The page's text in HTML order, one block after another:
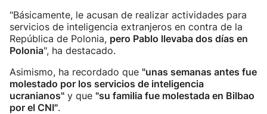
"Básicamente, le acusan de realizar actividades para
servicios de inteligencia extranjeros en contra de la
República de Polonia, pero Pablo llevaba dos días en
Polonia", ha destacado.
Asimismo, ha recordado que "unas semanas antes fue
molestado por los servicios de inteligencia
ucranianos" y que "su familia fue molestada en Bilbao
por el CNI".